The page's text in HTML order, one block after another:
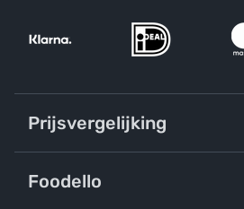
Prijsvergelijking
Foodello